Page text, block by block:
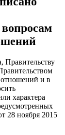
Правительству
и в
характера
28 ноября 2015